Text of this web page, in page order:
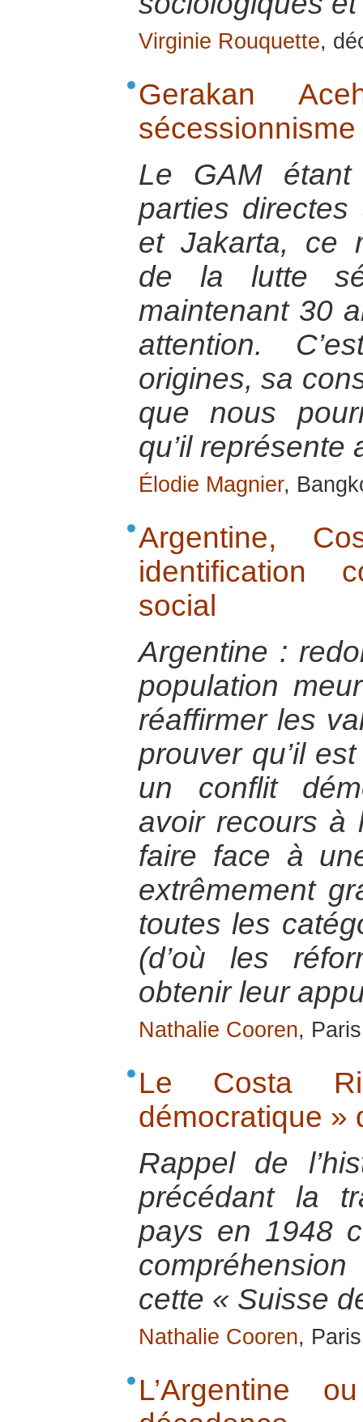
Virginie Rouquette,
Gerakan
Le GAM étant
parties
et Jakarta, ce
de la lutte
maintenant 30
attention.
origines, sa
que nous
qu’il représente
Élodie Magnier,
Argentine,
identification
social
Argentine :
population
réaffirmer les
prouver qu’il
un conflit
avoir recours à
faire face à
extrêmement
toutes les
(d’où les
obtenir leur
Nathalie Cooren,
Le Costa
démocratique »
Rappel de
précédant la
pays en 1948
cette « Suisse
Nathalie Cooren,
L’Argentine